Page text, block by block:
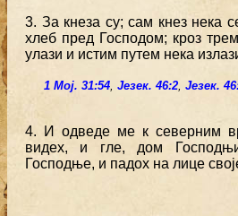
3. За кнеза су; сам кнез нека
хлеб пред Господом; кроз
улази и истим путем нека
1 Мој. 31:54, Језек. 46:2, Језек.
4. И одведе ме к северним
видех, и гле, дом
Господње, и падох на лице